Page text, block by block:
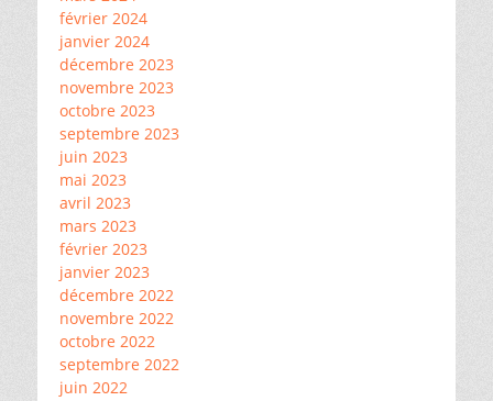
février 2024
janvier 2024
décembre 2023
novembre 2023
octobre 2023
septembre 2023
juin 2023
mai 2023
avril 2023
mars 2023
février 2023
janvier 2023
décembre 2022
novembre 2022
octobre 2022
septembre 2022
juin 2022